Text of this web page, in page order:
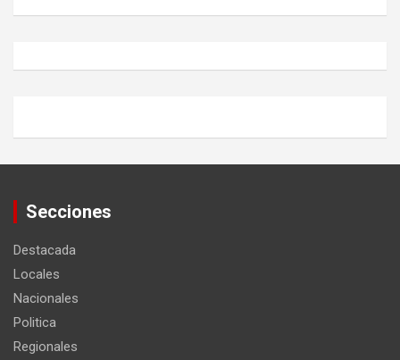
Secciones
Destacada
Locales
Nacionales
Politica
Regionales